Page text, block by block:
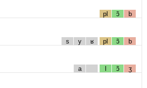
pl ɔ̃ b
s y ʁ pl ɔ̃ b
a l ɔ̃ ʒ